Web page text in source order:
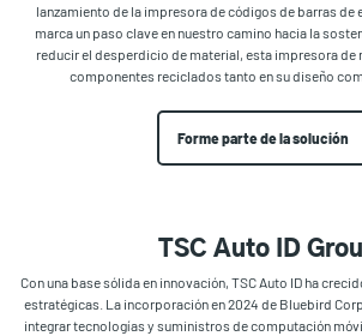
lanzamiento de la impresora de códigos de barras de
marca un paso clave en nuestro camino hacia la
reducir el desperdicio de material, esta impresora de
componentes reciclados tanto en su diseño
Forme parte de la solución
TSC Auto ID
Con una base sólida en innovación, TSC Auto ID ha
estratégicas. La incorporación en 2024 de Bluebird
integrar tecnologías y suministros de computación